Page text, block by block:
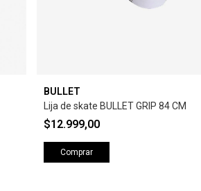
BULLET
Lija de skate BULLET GRIP 84 CM
$12.999,00
Comprar